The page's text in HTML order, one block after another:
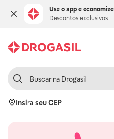
Use o app e economize
Descontos exclusivos
Insira seu CEP